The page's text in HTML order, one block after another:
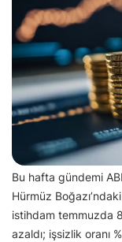
Bu hafta gündemi
Hürmüz
istihdam temmuzda
azaldı; işsizlik oranı